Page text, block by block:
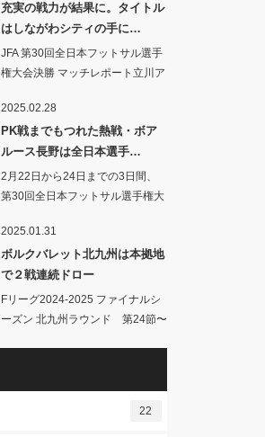
充実の戦力が結果に。タイトル
はしながわシティの手に…
JFA 第30回全日本フットサル選手
権大会決勝 マッチレポート立川ア
2025.02.28
PK戦までもつれた熱戦・ボア
ルース長野は全日本選手…
2月22日から24日までの3日間、
第30回全日本フットサル選手権大
2025.01.31
ボルクバレット北九州は本拠地
で２戦連続ドロー
Fリーグ2024-2025 ファイナルシ
ーズン 北九州ラウンド 第24節〜
22